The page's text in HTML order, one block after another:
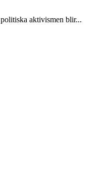
aktivismen blir...